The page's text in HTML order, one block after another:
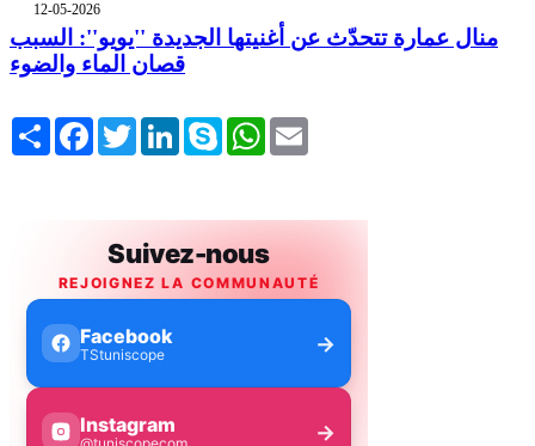
12-05-2026
منال عمارة تتحدّث عن أغنيتها الجديدة ''يويو'': السبب
قصان الماء والضوء
Share FacebookTwitterLinkedInSkype WhatsApp